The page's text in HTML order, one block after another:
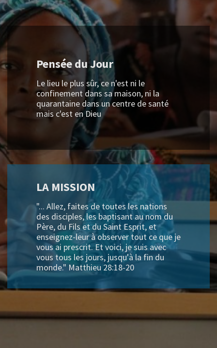
Pensée du Jour
Le lieu le plus sûr, ce n'est ni le
confinement dans sa maison, ni la
quarantaine dans un centre de santé
mais c'est en Dieu
LA MISSION
"... Allez, faites de toutes les nations
des disciples, les baptisant au nom du
Père, du Fils et du Saint Esprit, et
enseignez-leur à observer tout ce que je
vous ai prescrit. Et voici, je suis avec
vous tous les jours, jusqu'à la fin du
monde." Matthieu 28:18-20